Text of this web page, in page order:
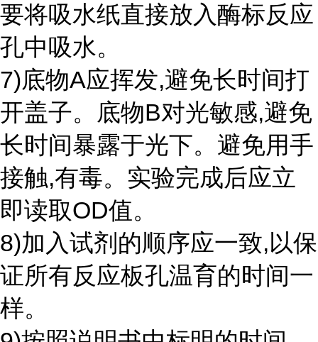
要将吸水纸直接放入酶标反应
孔中吸水。
7)底物A应挥发,避免长时间打
开盖子。底物B对光敏感,避免
长时间暴露于光下。避免用手
接触,有毒。实验完成后应立
即读取OD值。
8)加入试剂的顺序应一致,以保
证所有反应板孔温育的时间一
样。